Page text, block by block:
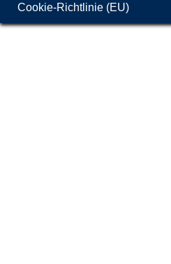
Cookie-Richtlinie (EU)